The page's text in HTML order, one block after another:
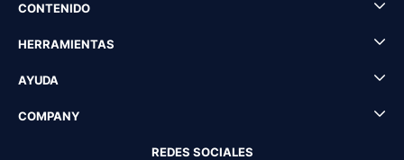
CONTENIDO
HERRAMIENTAS
AYUDA
COMPANY
REDES SOCIALES